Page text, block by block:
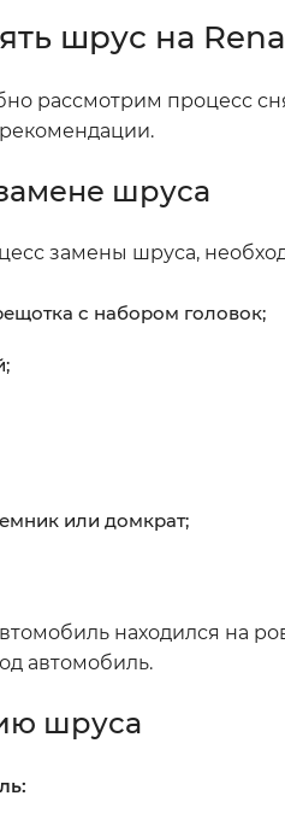
шрус на
рассмотрим процесс
шруса
замены шруса,
с набором головок;
или домкрат;
находился на
автомобиль.
шруса